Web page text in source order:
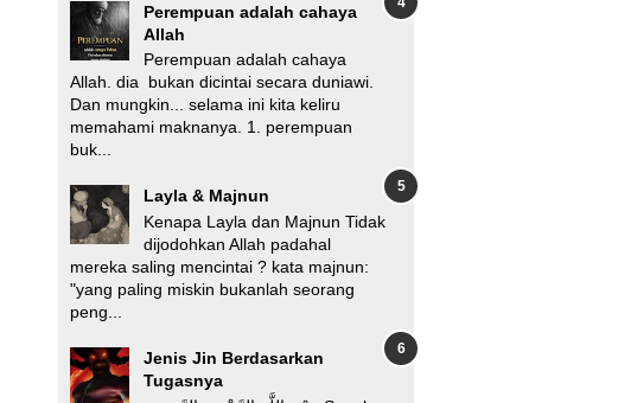
Perempuan adalah cahaya
Allah
Perempuan adalah cahaya
Allah. dia bukan dicintai secara duniawi.
Dan mungkin... selama ini kita keliru
memahami maknanya. 1. perempuan
buk...
Layla & Majnun
Kenapa Layla dan Majnun Tidak
dijodohkan Allah padahal
mereka saling mencintai ? kata majnun:
"yang paling miskin bukanlah seorang
peng...
Jenis Jin Berdasarkan
Tugasnya